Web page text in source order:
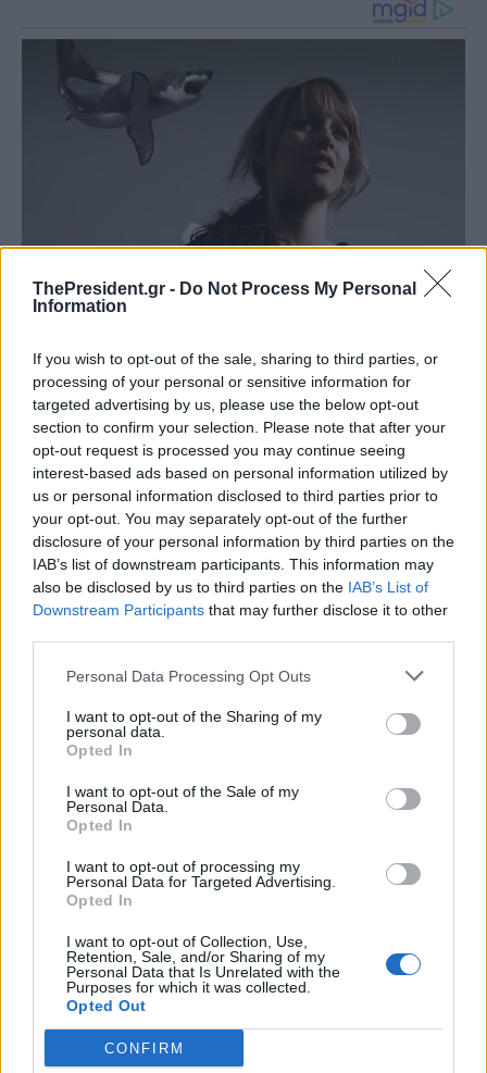
ThePresident.gr - Do Not Process My Personal
Information
If you wish to opt-out of the sale, sharing to third parties, or
processing of your personal or sensitive information for
targeted advertising by us, please use the below opt-out
section to confirm your selection. Please note that after your
opt-out request is processed you may continue seeing
interest-based ads based on personal information utilized by
us or personal information disclosed to third parties prior to
your opt-out. You may separately opt-out of the further
disclosure of your personal information by third parties on the
IAB’s list of downstream participants. This information may
also be disclosed by us to third parties on the IAB’s List of
Downstream Participants that may further disclose it to other
Personal Data Processing Opt Outs
I want to opt-out of the Sharing of my
personal data.
Opted In
I want to opt-out of the Sale of my
Personal Data.
Opted In
I want to opt-out of processing my
Personal Data for Targeted Advertising.
Opted In
I want to opt-out of Collection, Use,
Retention, Sale, and/or Sharing of my
Personal Data that Is Unrelated with the
Purposes for which it was collected.
Opted Out
CONFIRM